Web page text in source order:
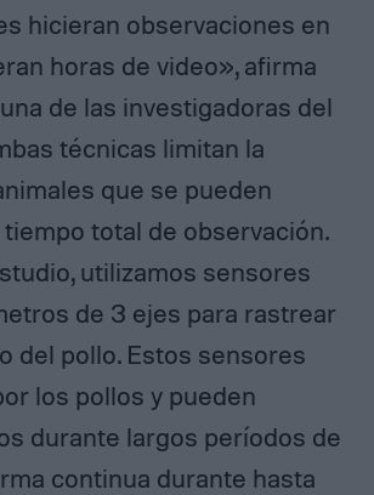
hicieran observaciones en
horas de video», afirma
de las investigadoras del
técnicas limitan la
que se pueden
total de observación.
utilizamos sensores
de 3 ejes para rastrear
del pollo. Estos sensores
los pollos y pueden
durante largos períodos de
continua durante hasta